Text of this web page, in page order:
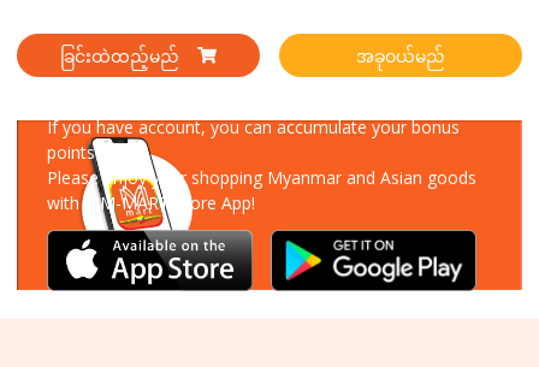
ခြင်းထဲထည့်မည် အခုဝယ်မည်
If you have account, you can accumulate your bonus
points!
Please enjoy your shopping Myanmar and Asian goods
with MM-MART Store App!